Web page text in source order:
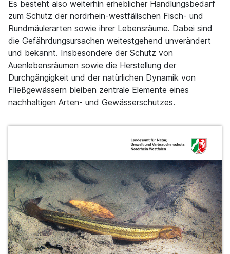
Es besteht also weiterhin erheblicher Handlungsbedarf
zum Schutz der nordrhein-westfälischen Fisch- und
Rundmäulerarten sowie ihrer Lebensräume. Dabei sind
die Gefährdungsursachen weitestgehend unverändert
und bekannt. Insbesondere der Schutz von
Auenlebensräumen sowie die Herstellung der
Durchgängigkeit und der natürlichen Dynamik von
Fließgewässern bleiben zentrale Elemente eines
nachhaltigen Arten- und Gewässerschutzes.